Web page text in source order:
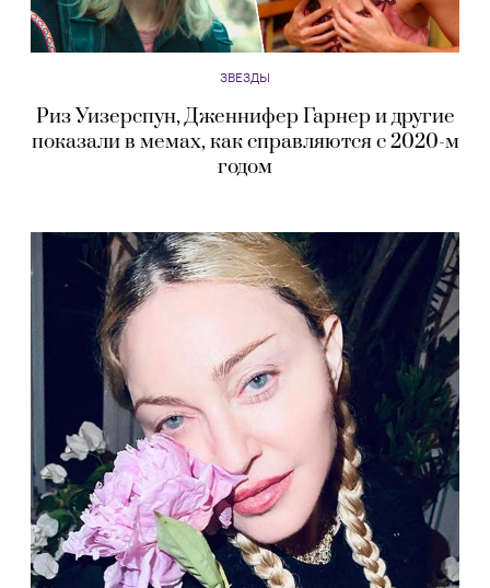
ЗВЕЗДЫ
Риз Уизерспун, Дженнифер Гарнер и другие
показали в мемах, как справляются с 2020-м
годом